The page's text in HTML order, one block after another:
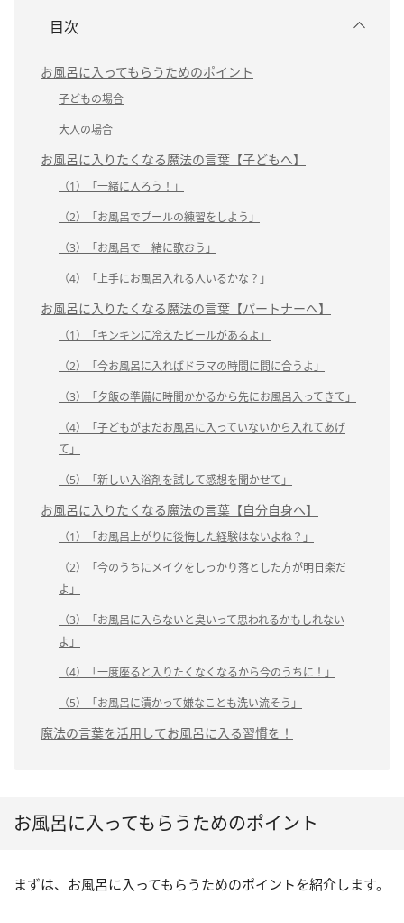
目次
お風呂に入ってもらうためのポイント
子どもの場合
大人の場合
お風呂に入りたくなる魔法の言葉【子どもへ】
（1）「一緒に入ろう！」
（2）「お風呂でプールの練習をしよう」
（3）「お風呂で一緒に歌おう」
（4）「上手にお風呂入れる人いるかな？」
お風呂に入りたくなる魔法の言葉【パートナーへ】
（1）「キンキンに冷えたビールがあるよ」
（2）「今お風呂に入ればドラマの時間に間に合うよ」
（3）「夕飯の準備に時間かかるから先にお風呂入ってきて」
（4）「子どもがまだお風呂に入っていないから入れてあげ
て」
（5）「新しい入浴剤を試して感想を聞かせて」
お風呂に入りたくなる魔法の言葉【自分自身へ】
（1）「お風呂上がりに後悔した経験はないよね？」
（2）「今のうちにメイクをしっかり落とした方が明日楽だ
よ」
（3）「お風呂に入らないと臭いって思われるかもしれない
よ」
（4）「一度座ると入りたくなくなるから今のうちに！」
（5）「お風呂に漬かって嫌なことも洗い流そう」
魔法の言葉を活用してお風呂に入る習慣を！
お風呂に入ってもらうためのポイント
まずは、お風呂に入ってもらうためのポイントを紹介します。